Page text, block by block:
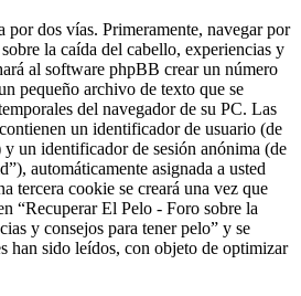
por dos vías. Primeramente, navegar por
la caída del cabello, experiencias y
al software phpBB crear un número
pequeño archivo de texto que se
del navegador de su PC. Las
un identificador de usuario (de
y un identificador de sesión anónima (de
automáticamente asignada a usted
tercera cookie se creará una vez que
“Recuperar El Pelo - Foro sobre la
y consejos para tener pelo” y se
han sido leídos, con objeto de optimizar